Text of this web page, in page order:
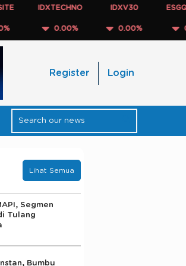
IDXTECHNO
0.00%
IDXV30
0.00%
Register Login
Lihat Semua
Segmen
Tulang
Bumbu